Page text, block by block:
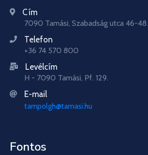
Cím
7090 Tamási, Szabadság utca 46-48.
Telefon
+36 74 570 800
Levélcím
H - 7090 Tamási, Pf. 129.
E-mail
tampolgh@tamasi.hu
Fontos